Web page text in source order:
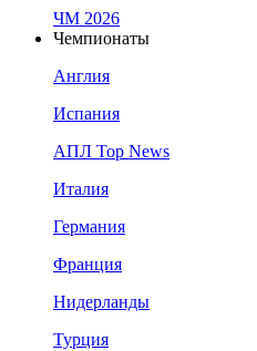
ЧМ 2026
Чемпионаты
Англия
Испания
АПЛ Top News
Италия
Германия
Франция
Нидерланды
Турция